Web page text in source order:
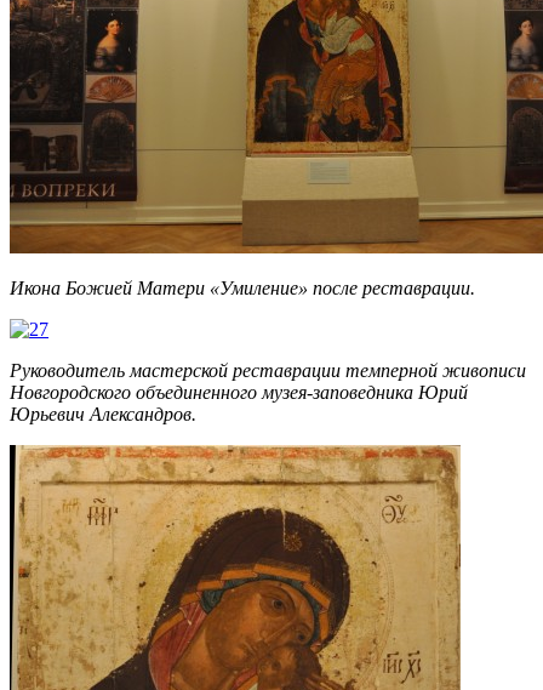
Икона Божией Матери «Умиление» после реставрации.
Руководитель мастерской реставрации темперной живописи
Новгородского объединенного музея-заповедника Юрий
Юрьевич Александров.